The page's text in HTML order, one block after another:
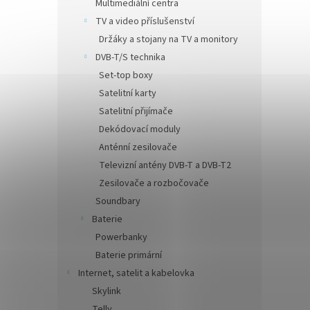
Multimediální centra
TV a video příslušenství
Držáky a stojany na TV a monitory
DVB-T/S technika
Set-top boxy
Satelitní karty
Satelitní přijímače
Dekódovací moduly
Anténní zesilovače
Televizní antény DVB-T a DVB-T2
Zesilovače a rozbočovače
Soundbary
Baterie
Powerbanky
Baterie primární
Internet, satelit a kabelovka
Skylink